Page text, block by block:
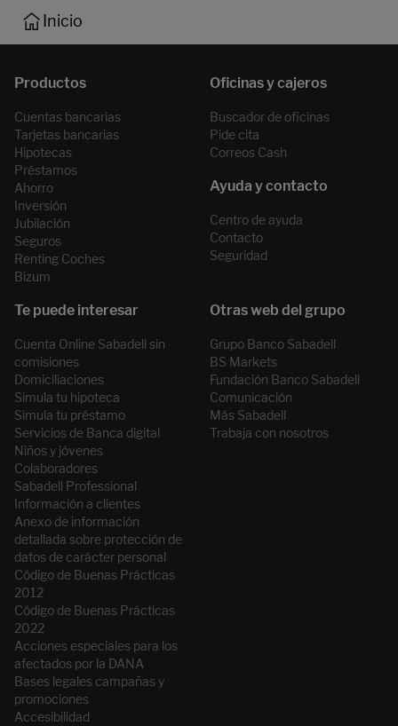
Inicio
Cuentas bancarias
Tarjetas bancarias
Hipotecas
Préstamos
Ahorro
Inversión
Jubilación
Seguros
Renting Coches
Bizum
Buscador de oficinas
Pide cita
Correos Cash
Centro de ayuda
Contacto
Seguridad
Cuenta Online Sabadell sin
comisiones
Domiciliaciones
Simula tu hipoteca
Simula tu préstamo
Servicios de Banca digital
Niños y jóvenes
Colaboradores
Sabadell Professional
Información a clientes
Anexo de información
detallada sobre protección de
datos de carácter personal
Código de Buenas Prácticas
2012
Código de Buenas Prácticas
2022
Acciones especiales para los
afectados por la DANA
Bases legales campañas y
promociones
Accesibilidad
Grupo Banco Sabadell
BS Markets
Fundación Banco Sabadell
Comunicación
Más Sabadell
Trabaja con nosotros